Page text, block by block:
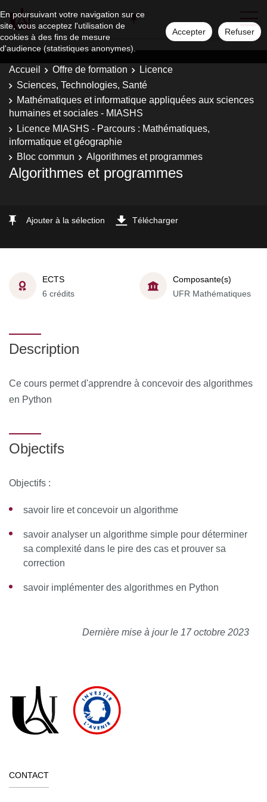
En poursuivant votre navigation sur ce
site, vous acceptez l'utilisation de
cookies à des fins de mesure
d'audience (statistiques anonymes).
Accepter Refuser
Accueil Offre de formation
Licence
Sciences, Technologies, Santé
Mathématiques et informatique appliquées aux sciences
humaines et sociales - MIASHS
Licence MIASHS - Parcours : Mathématiques,
informatique et géographie
Bloc commun
Algorithmes et programmes
Algorithmes et programmes
Ajouter à la sélection Télécharger
ECTS
6 crédits
Composante(s)
UFR Mathématiques
Description
Ce cours permet d'apprendre à concevoir des algorithmes
en Python
Objectifs
Objectifs :
savoir lire et concevoir un algorithme
savoir analyser un algorithme simple pour déterminer
sa complexité dans le pire des cas et prouver sa
correction
savoir implémenter des algorithmes en Python
Dernière mise à jour le 17 octobre 2023
CONTACT